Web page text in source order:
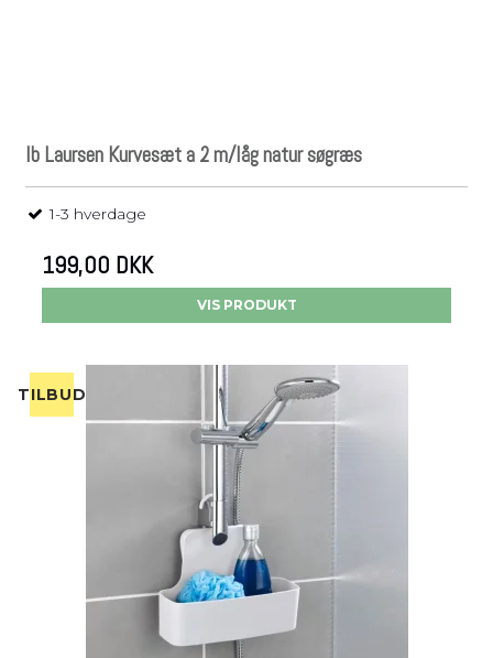
Ib Laursen Kurvesæt a 2 m/låg natur søgræs
1-3 hverdage
199,00 DKK
VIS PRODUKT
TILBUD